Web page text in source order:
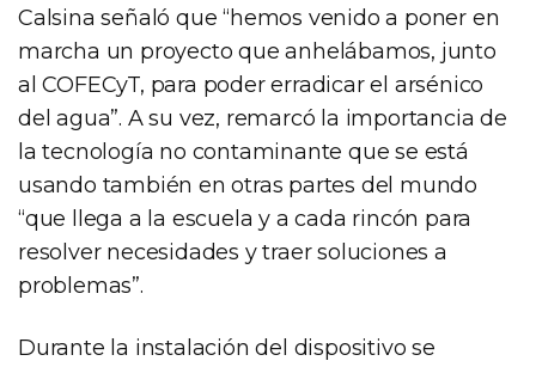
Calsina señaló que “hemos venido a poner en
marcha un proyecto que anhelábamos, junto
al COFECyT, para poder erradicar el arsénico
del agua”. A su vez, remarcó la importancia de
la tecnología no contaminante que se está
usando también en otras partes del mundo
“que llega a la escuela y a cada rincón para
resolver necesidades y traer soluciones a
problemas”.
Durante la instalación del dispositivo se